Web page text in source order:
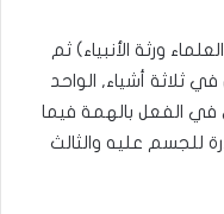
ورثة الأنبياء) ثم
ثلاثة أشياء, الواحد
الفعل بالهمة فيما
للجسم عليه والثالث